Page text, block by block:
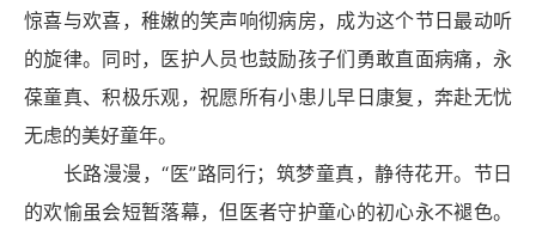
惊喜与欢喜，稚嫩的笑声响彻病房，成为这个节日最动听
的旋律。同时，医护人员也鼓励孩子们勇敢直面病痛，永
葆童真、积极乐观，祝愿所有小患儿早日康复，奔赴无忧
无虑的美好童年。
长路漫漫，“医”路同行；筑梦童真，静待花开。节日
的欢愉虽会短暂落幕，但医者守护童心的初心永不褪色。